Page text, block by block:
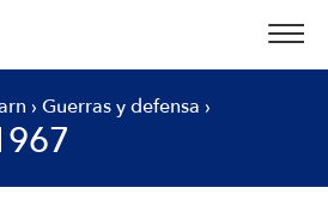
› Guerras y defensa ›